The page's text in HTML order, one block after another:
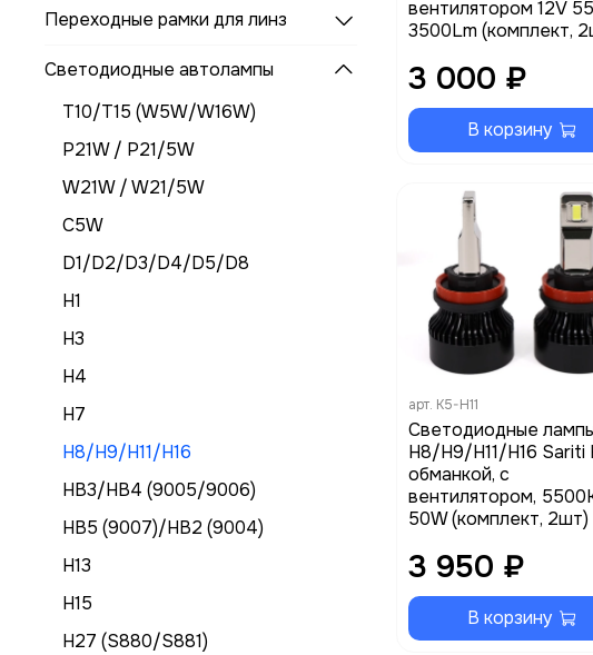
вентилятором 12V
3500Lm (комплект,
3 000 ₽
В корзину
арт. K5-H11
Светодиодные
H8/H9/H11/H16 Sariti
обманкой, с
вентилятором,
50W (комплект, 2шт)
3 950 ₽
В корзину
Переходные рамки для линз
Светодиодные автолампы
T10/T15 (W5W/W16W)
P21W / P21/5W
W21W / W21/5W
C5W
D1/D2/D3/D4/D5/D8
H1
H3
H4
H7
H8/H9/H11/H16
HB3/HB4 (9005/9006)
HB5 (9007)/HB2 (9004)
H13
H15
H27 (S880/S881)